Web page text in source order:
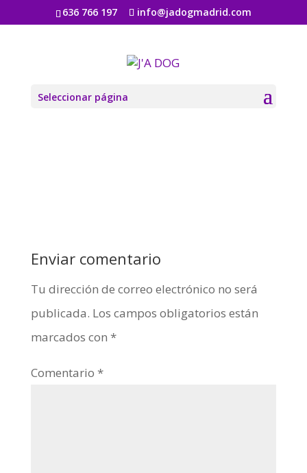
636 766 197 info@jadogmadrid.com
Seleccionar página
architect-firm-01
Enviar comentario
Tu dirección de correo electrónico no será
publicada. Los campos obligatorios están
marcados con *
Comentario *